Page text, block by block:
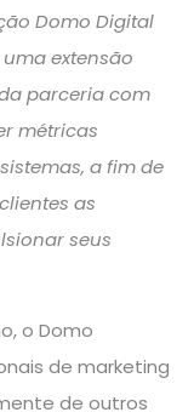
Domo Digital
extensão
parceria com
métricas
a fim de
as
seus
o Domo
de marketing
de outros